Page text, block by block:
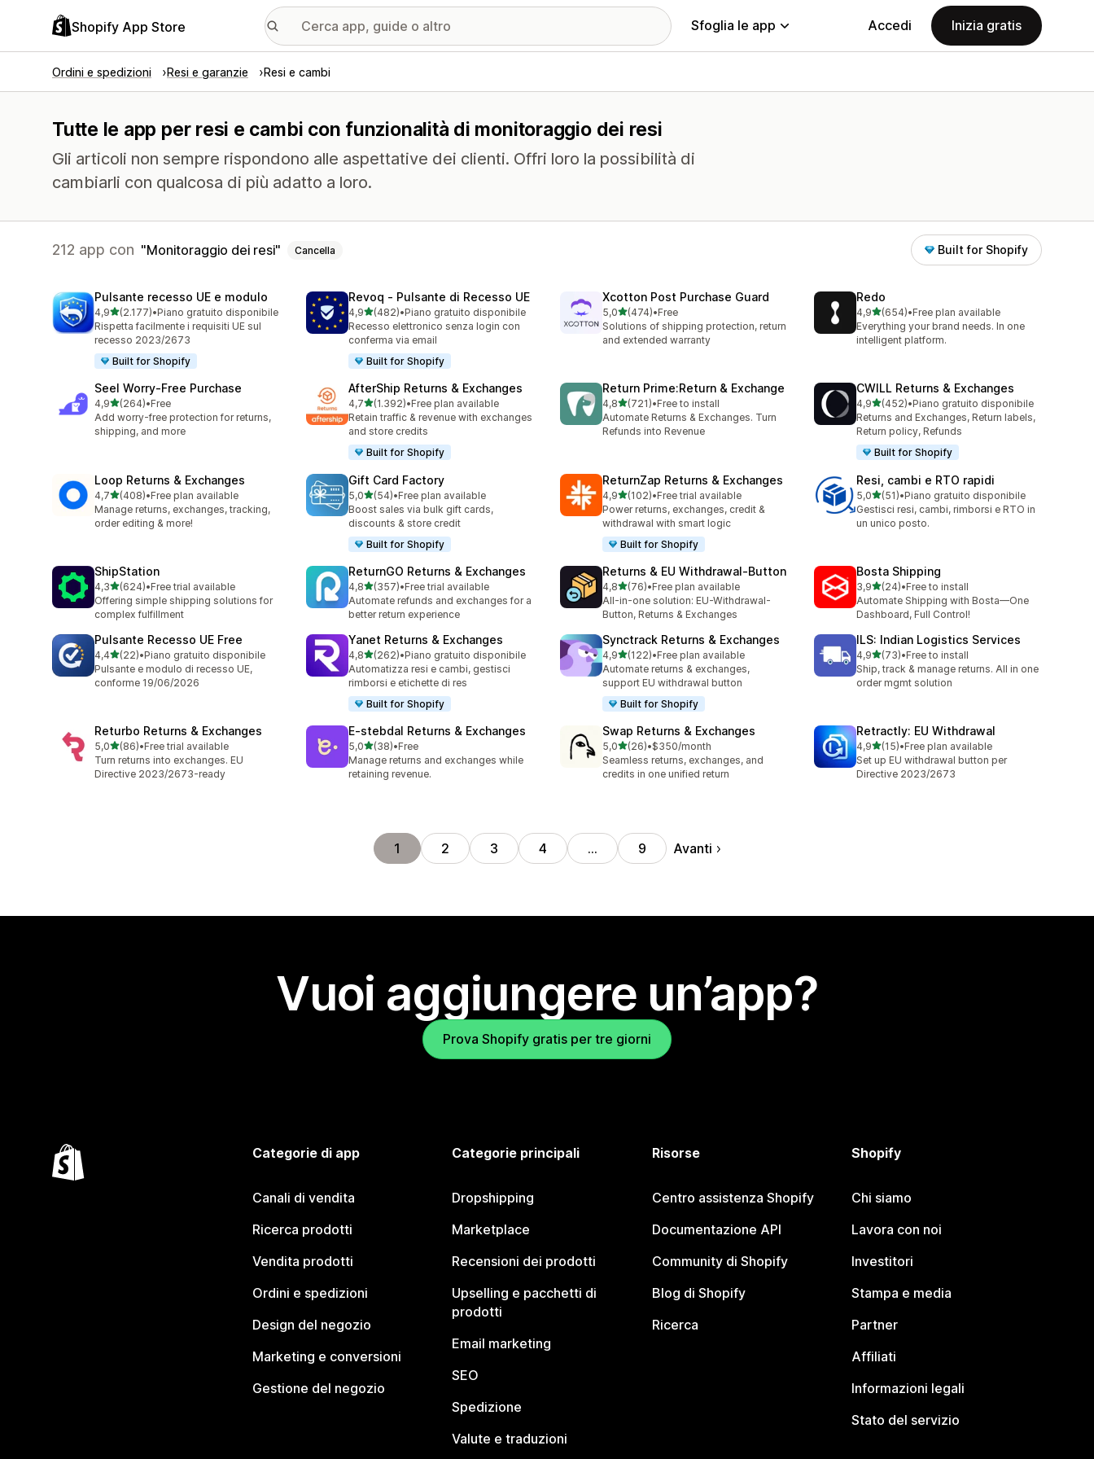
Shopify App Store Sfoglia le app Accedi Inizia gratis
Ordini e spedizioni Resi e garanzie Resi e cambi
Tutte le app per resi e cambi con funzionalità di monitoraggio dei resi
Gli articoli non sempre rispondono alle aspettative dei clienti. Offri loro la possibilità di
cambiarli con qualcosa di più adatto a loro.
212 app con Monitoraggio dei resi Cancella Built for Shopify
Pulsante recesso UE e modulo
4,9stelle su 5
(2.177)
2177 recensioni totali
•Piano gratuito disponibile
Rispetta facilmente i requisiti UE sul
recesso 2023/2673
Built for Shopify
Revoq ‑ Pulsante di Recesso UE
4,9stelle su 5
(482)
482 recensioni totali
•Piano gratuito disponibile
Recesso elettronico senza login con
conferma via email
Built for Shopify
Xcotton Post Purchase Guard
5,0stelle su 5
(474)
474 recensioni totali
•Free
Solutions of shipping protection, return
and extended warranty
Redo
4,9stelle su 5
(654)
654 recensioni totali
•Free plan available
Everything your brand needs. In one
intelligent platform.
Seel Worry‑Free Purchase
4,9stelle su 5
(264)
264 recensioni totali
•Free
Add worry-free protection for returns,
shipping, and more
AfterShip Returns & Exchanges
4,7stelle su 5
(1.392)
1392 recensioni totali
•Free plan available
Retain traffic & revenue with exchanges
and store credits
Built for Shopify
Return Prime:Return & Exchange
4,8stelle su 5
(721)
721 recensioni totali
•Free to install
Automate Returns & Exchanges. Turn
Refunds into Revenue
CWILL Returns & Exchanges
4,9stelle su 5
(452)
452 recensioni totali
•Piano gratuito disponibile
Returns and Exchanges, Return labels,
Return policy, Refunds
Built for Shopify
Loop Returns & Exchanges
4,7stelle su 5
(408)
408 recensioni totali
•Free plan available
Manage returns, exchanges, tracking,
order editing & more!
Gift Card Factory
5,0stelle su 5
(54)
54 recensioni totali
•Free plan available
Boost sales via bulk gift cards,
discounts & store credit
Built for Shopify
ReturnZap Returns & Exchanges
4,9stelle su 5
(102)
102 recensioni totali
•Free trial available
Power returns, exchanges, credit &
withdrawal with smart logic
Built for Shopify
Resi, cambi e RTO rapidi
5,0stelle su 5
(51)
51 recensioni totali
•Piano gratuito disponibile
Gestisci resi, cambi, rimborsi e RTO in
un unico posto.
ShipStation
4,3stelle su 5
(624)
624 recensioni totali
•Free trial available
Offering simple shipping solutions for
complex fulfillment
ReturnGO Returns & Exchanges
4,8stelle su 5
(357)
357 recensioni totali
•Free trial available
Automate refunds and exchanges for a
better return experience
Returns & EU Withdrawal‑Button
4,8stelle su 5
(76)
76 recensioni totali
•Free plan available
All-in-one solution: EU-Withdrawal-
Button, Returns & Exchanges
Bosta Shipping
3,9stelle su 5
(24)
24 recensioni totali
•Free to install
Automate Shipping with Bosta—One
Dashboard, Full Control!
Pulsante Recesso UE Free
4,4stelle su 5
(22)
22 recensioni totali
•Piano gratuito disponibile
Pulsante e modulo di recesso UE,
conforme 19/06/2026
Yanet Returns & Exchanges
4,8stelle su 5
(262)
262 recensioni totali
•Piano gratuito disponibile
Automatizza resi e cambi, gestisci
rimborsi e etichette di res
Built for Shopify
Synctrack Returns & Exchanges
4,9stelle su 5
(122)
122 recensioni totali
•Free plan available
Automate returns & exchanges,
support EU withdrawal button
Built for Shopify
ILS: Indian Logistics Services
4,9stelle su 5
(73)
73 recensioni totali
•Free to install
Ship, track & manage returns. All in one
order mgmt solution
Returbo Returns & Exchanges
5,0stelle su 5
(86)
86 recensioni totali
•Free trial available
Turn returns into exchanges. EU
Directive 2023/2673-ready
E‑stebdal Returns & Exchanges
5,0stelle su 5
(38)
38 recensioni totali
•Free
Manage returns and exchanges while
retaining revenue.
Swap Returns & Exchanges
5,0stelle su 5
(26)
26 recensioni totali
•$350/month
Seamless returns, exchanges, and
credits in one unified return
Retractly: EU Withdrawal
4,9stelle su 5
(15)
15 recensioni totali
•Free plan available
Set up EU withdrawal button per
Directive 2023/2673
1 2 3 4 … 9 Avanti
Vuoi aggiungere un’app?
Prova Shopify gratis per tre giorni
Categorie di app
Canali di vendita
Ricerca prodotti
Vendita prodotti
Ordini e spedizioni
Design del negozio
Marketing e conversioni
Gestione del negozio
Categorie principali
Dropshipping
Marketplace
Recensioni dei prodotti
Upselling e pacchetti di
prodotti
Email marketing
SEO
Spedizione
Valute e traduzioni
Risorse
Centro assistenza Shopify
Documentazione API
Community di Shopify
Blog di Shopify
Ricerca
Shopify
Chi siamo
Lavora con noi
Investitori
Stampa e media
Partner
Affiliati
Informazioni legali
Stato del servizio